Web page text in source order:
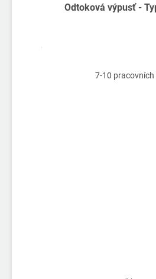
Odtoková výpusť -
7-10 pracovních